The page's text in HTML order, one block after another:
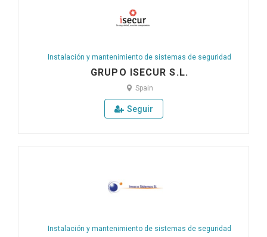
Instalación y mantenimiento de sistemas de seguridad
GRUPO ISECUR S.L.
Spain
Seguir
Instalación y mantenimiento de sistemas de seguridad